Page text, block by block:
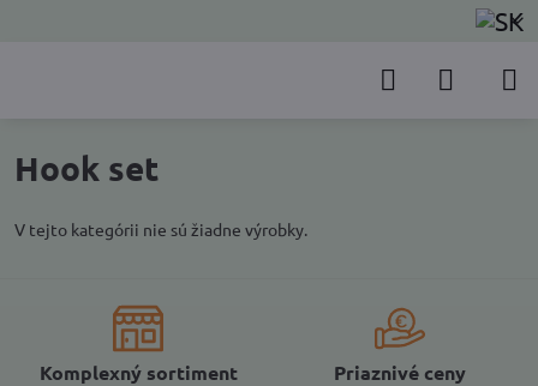
Hook set
V tejto kategórii nie sú žiadne výrobky.
Komplexný sortiment Priaznivé ceny